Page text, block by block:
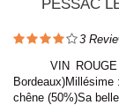
PESSAC
3
VIN ROUGE
chêne (50%)Sa